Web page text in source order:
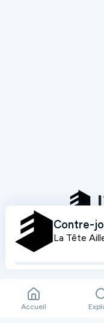
Contre-
La Tête
Accueil